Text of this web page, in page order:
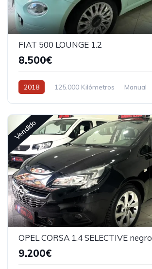
FIAT 500 LOUNGE 1.2
8.500€
2018 125.000 Kilómetros Manual
Vendido
OPEL CORSA 1.4 SELECTIVE negro
9.200€